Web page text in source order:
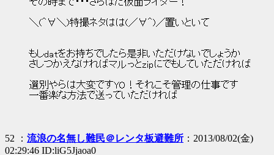
その時まで・・・さらばだ仮面ライダー！
＼(＾∀＼)特撮ネタはは(／∀＾)／置いといて
もしdatをお持ちでしたら是非いただけないでしょうか
さしつかえなければマルっとzipにでもしていただければ
選別やらは大変ですYO！それこそ管理の仕事です
一番楽な方法で送っていただければ
52 ： 流浪の名無し難民＠レンタ板避難所 ：2013/08/02(金)
02:29:46 ID:liG5Jjaoa0